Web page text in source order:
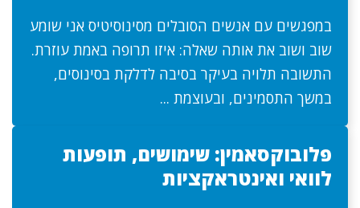
במפגשים עם אנשים הסובלים מסינוסיטיס אני שומע
שוב ושוב את אותה שאלה: איזו תרופה באמת עוזרת.
התשובה תלויה בעיקר בסיבה לדלקת בסינוסים,
במשך התסמינים, ובעוצמת ...
פלובוקסאמין: שימושים, תופעות
לוואי ואינטראקציות